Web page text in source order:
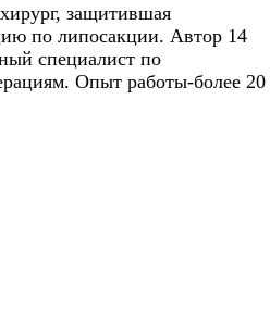
защитившая
по липосакции. Автор 14
специалист по
Опыт работы-более 20